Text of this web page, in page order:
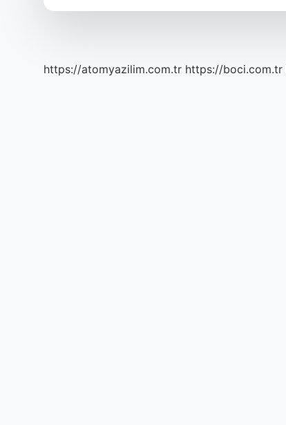
https://atomyazilim.com.tr https://boci.com.tr